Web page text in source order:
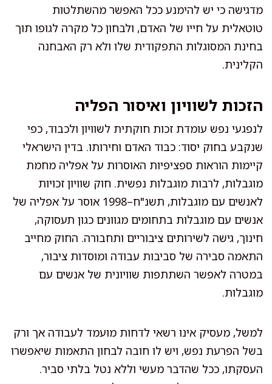
מדגישה כי יש להימנע ככל האפשר מהשתלטות
טוטאלית על חייו של האדם, ולבחון כל מקרה לגופו תוך
בחינת המסוגלות התפקודית שלו ולא רק האבחנה
הקלינית.
הזכות לשוויון ואיסור הפליה
לנפגעי נפש עומדת זכות חוקתית לשוויון ולכבוד, כפי
שנקבע בחוק יסוד: כבוד האדם וחירותו. בדין הישראלי
קיימות הוראות ספציפיות האוסרות על אפליה מחמת
מוגבלות, לרבות מוגבלות נפשית. חוק שוויון זכויות
לאנשים עם מוגבלות, תשנ"ח–1998 אוסר על אפליה של
אנשים עם מוגבלות בתחומים מגוונים כגון תעסוקה,
חינוך, גישה לשירותים ציבוריים ותחבורה. החוק מחייב
התאמה סבירה של סביבות עבודה ומוסדות ציבור,
במטרה לאפשר השתתפות שוויונית של אנשים עם
מוגבלות.
למשל, מעסיק אינו רשאי לדחות מועמד לעבודה אך ורק
בשל הפרעת נפש, ויש לו חובה לבחון התאמות שיאפשרו
העסקתו, ככל שהדבר מעשי וללא נטל בלתי סביר.